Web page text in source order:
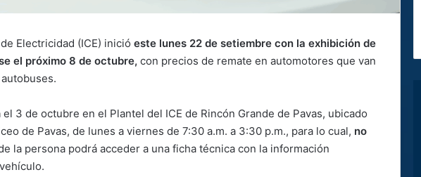
Electricidad (ICE) inició este lunes 22 de setiembre con la exhibición de
el próximo 8 de octubre, con precios de remate en automotores que van
3 de octubre en el Plantel del ICE de Rincón Grande de Pavas, ubicado
de Pavas, de lunes a viernes de 7:30 a.m. a 3:30 p.m., para lo cual, no
la persona podrá acceder a una ficha técnica con la información